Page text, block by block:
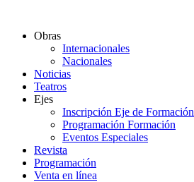
contenidoObras
Internacionales
Nacionales
Noticias
Teatros
Ejes
Inscripción Eje de Formación
Programación Formación
Eventos Especiales
Revista
Programación
Venta en línea